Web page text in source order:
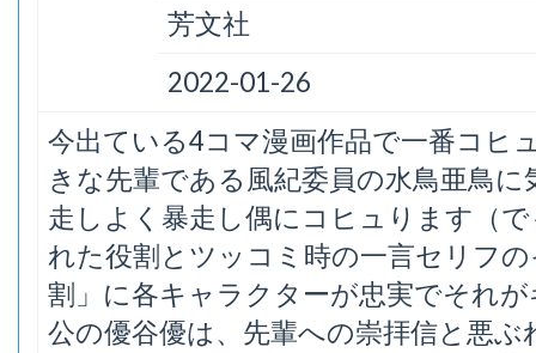
芳文社
2022-01-26
今出ている4コマ漫画作品で一番コヒ
きな先輩である風紀委員の水鳥亜鳥
走しよく暴走し偶にコヒュります（
れた役割とツッコミ時の一言セリフ
割」に各キャラクターが忠実でそれ
公の優谷優は、先輩への崇拝信と悪